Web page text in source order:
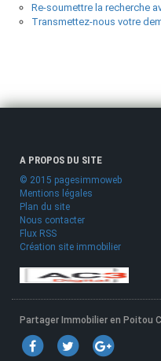
Re-soumettre la recherche
Transmettez-nous votre
A PROPOS DU SITE
© 2015 pagesimmoweb
Mentions légales
Plan du site
Nous contacter
Flux RSS
Création site immobilier
Partager Immobilier en Poitou